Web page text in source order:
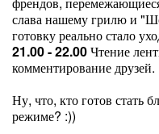
слава нашему грилю и
готовку реально стало
21.00 - 22.00Чтение
комментирование друзей.
Ну, что, кто готов стать
режиме? :))